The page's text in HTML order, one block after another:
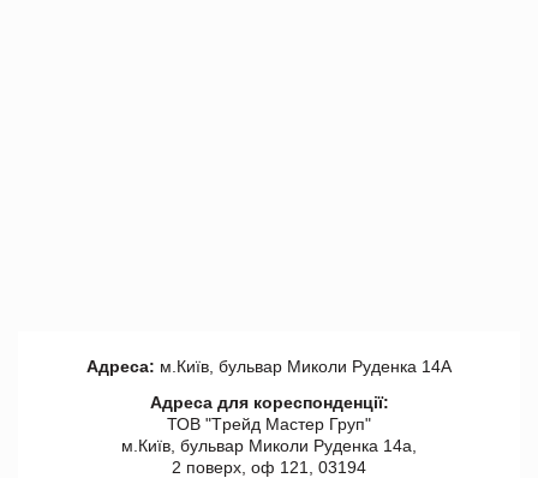
Адреса: м.Київ, бульвар Миколи Руденка 14А
Адреса для кореспонденції:
ТОВ "Tрейд Мастер Груп"
м.Київ, бульвар Миколи Руденка 14а,
2 поверх, оф 121, 03194